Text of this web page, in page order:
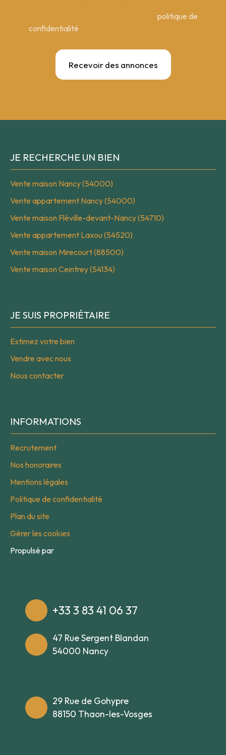
politique de
confidentialité
Recevoir des annonces
JE RECHERCHE UN BIEN
Vente maison Nancy (54000)
Vente appartement Nancy (54000)
Vente maison Fléville-devant-Nancy (54710)
Vente appartement Laxou (54520)
Vente maison Mirecourt (88500)
Vente maison Ceintrey (54134)
JE SUIS PROPRIÉTAIRE
Estimez votre bien
Vendre avec nous
Nous contacter
INFORMATIONS
Recrutement
Nos honoraires
Mentions légales
Politique de confidentialité
Plan du site
Gérer les cookies
Propulsé par
+33 3 83 41 06 37
47 Rue Sergent Blandan
54000 Nancy
29 Rue de Gohypre
88150 Thaon-les-Vosges